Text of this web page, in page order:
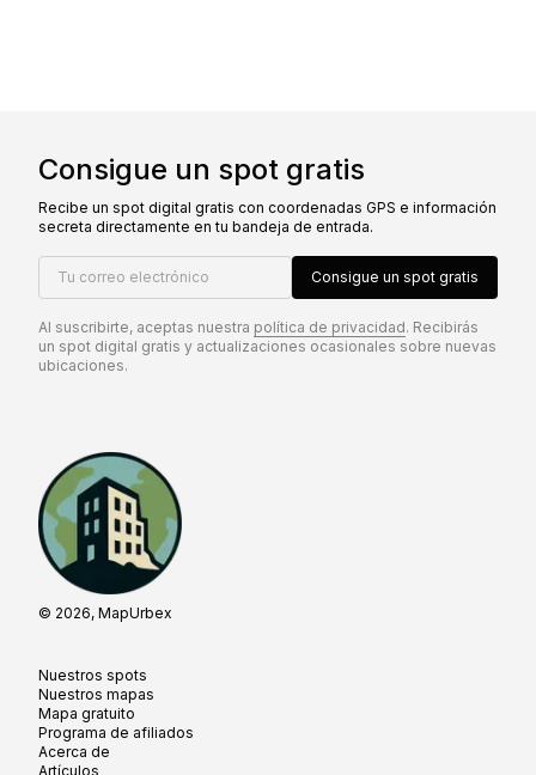
© 2026, MapUrbex
Nuestros spots
Nuestros mapas
Mapa gratuito
Programa de afiliados
Acerca de
Artículos
Consigue un spot gratis
Recibe un spot digital gratis con coordenadas GPS e información
secreta directamente en tu bandeja de entrada.
Tu correo electrónico Consigue un spot gratis
Al suscribirte, aceptas nuestra política de privacidad. Recibirás
un spot digital gratis y actualizaciones ocasionales sobre nuevas
ubicaciones.